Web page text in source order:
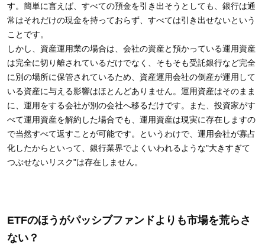
す。簡単に言えば、すべての預金を引き出そうとしても、銀行は通
常はそれだけの現金を持っておらず、すべては引き出せないという
ことです。
しかし、資産運用業の場合は、会社の資産と預かっている運用資産
は完全に切り離されているだけでなく、そもそも受託銀行など完全
に別の場所に保管されているため、資産運用会社の倒産が運用して
いる資産に与える影響はほとんどありません。運用資産はそのまま
に、運用をする会社が別の会社へ移るだけです。また、投資家がす
べて運用資産を解約した場合でも、運用資産は現実に存在しますの
で当然すべて返すことが可能です。というわけで、運用会社が寡占
化したからといって、銀行業界でよくいわれるような"大きすぎて
つぶせないリスク"は存在しません。
ETFのほうがパッシブファンドよりも市場を荒らさ
ない？